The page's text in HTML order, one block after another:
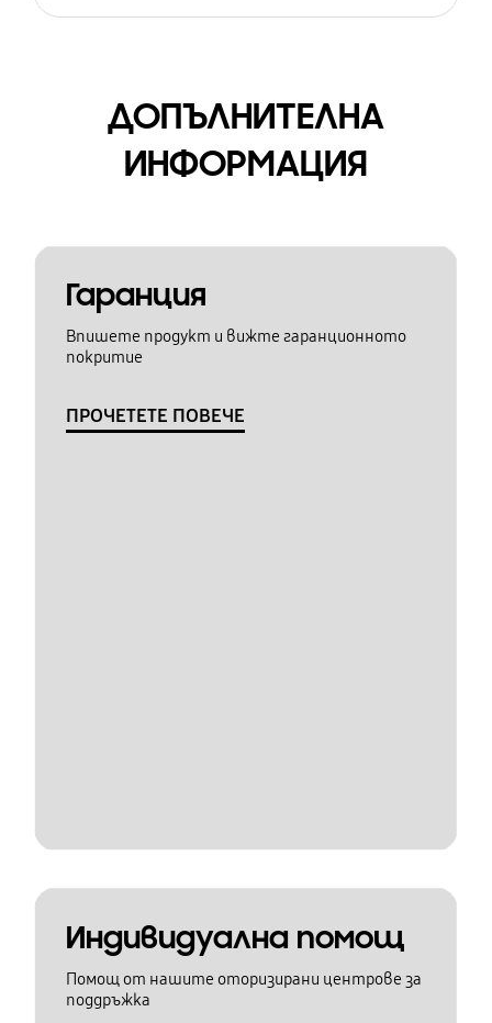
ДОПЪЛНИТЕЛНА
ИНФОРМАЦИЯ
Гаранция
Впишете продукт и вижте гаранционното
покритие
ПРОЧЕТЕТЕ ПОВЕЧЕ
Индивидуална помощ
Помощ от нашите оторизирани центрове за
поддръжка